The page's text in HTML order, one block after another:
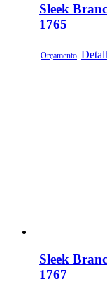
Sleek
1765
Orçamento
Sleek
1767